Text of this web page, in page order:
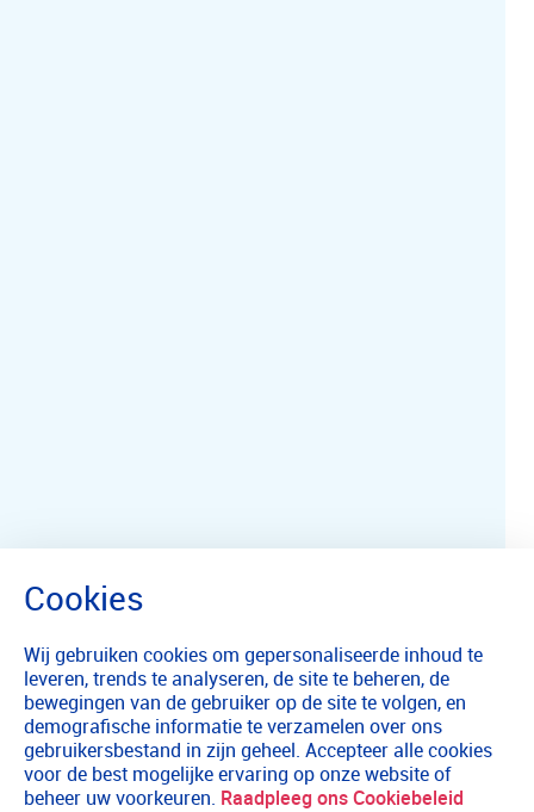
Wij gebruiken cookies om gepersonaliseerde inhoud te
leveren, trends te analyseren, de site te beheren, de
bewegingen van de gebruiker op de site te volgen, en
demografische informatie te verzamelen over ons
gebruikersbestand in zijn geheel. Accepteer alle cookies
voor de best mogelijke ervaring op onze website of
beheer uw voorkeuren. Raadpleeg ons Cookiebeleid